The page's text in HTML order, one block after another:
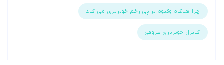
چرا هنگام وکیوم تراپی زخم خونریزی می کند
کنترل خونریزی عروقی